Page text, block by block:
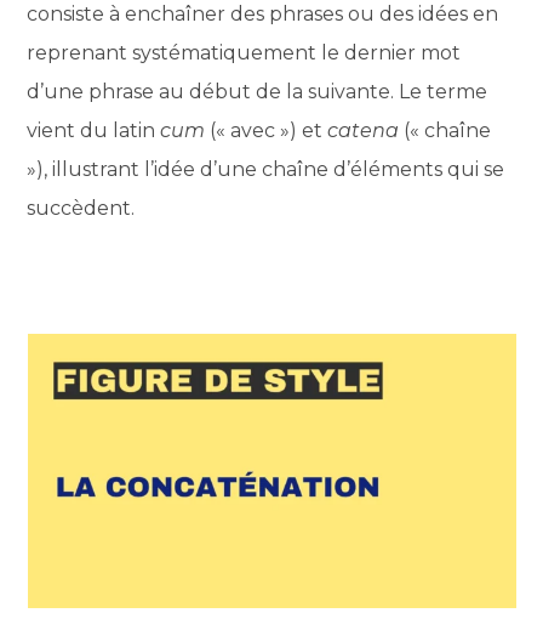
consiste à enchaîner des phrases ou des idées en
reprenant systématiquement le dernier mot
d’une phrase au début de la suivante. Le terme
vient du latincum (« avec ») etcatena (« chaîne
»), illustrant l’idée d’une chaîne d’éléments qui se
succèdent.